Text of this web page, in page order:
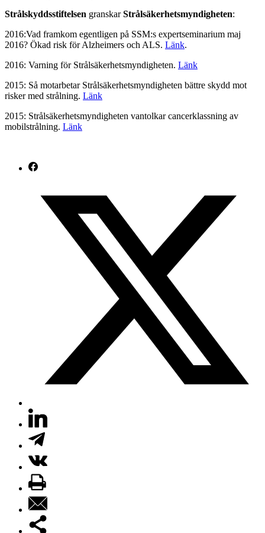
Strålskyddsstiftelsen granskarStrålsäkerhetsmyndigheten:
2016:Vad framkom egentligen på SSM:s expertseminarium maj
2016? Ökad risk för Alzheimers och ALS. Länk.
2016: Varning för Strålsäkerhetsmyndigheten. Länk
2015: Så motarbetar Strålsäkerhetsmyndigheten bättre skydd mot
risker med strålning. Länk
2015: Strålsäkerhetsmyndigheten vantolkar cancerklassning av
mobilstrålning. Länk